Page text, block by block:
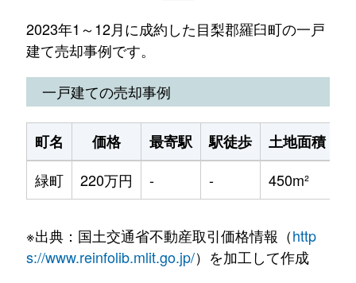
2023年1～12月に成約した目梨郡羅臼町の一戸
建て売却事例です。
一戸建ての売却事例
町名 価格 最寄駅 駅徒歩 土地面積
緑町
220万円 - - 450m²
※出典：国土交通省不動産取引価格情報（http
s://www.reinfolib.mlit.go.jp/）を加工して作成